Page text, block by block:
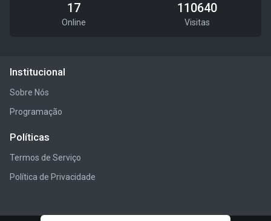
17
Online
110640
Visitas
Institucional
Sobre Nós
Programação
Políticas
Termos de Serviço
Política de Privacidade